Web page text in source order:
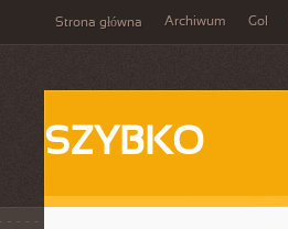
Strona główna Archiwum Gol
SZYBKO